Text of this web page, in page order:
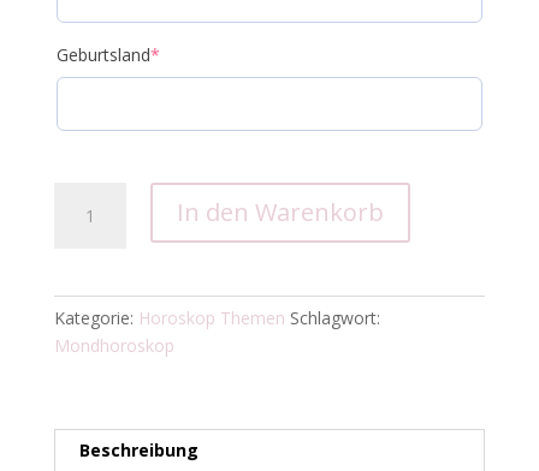
Geburtsland*
Menge
In den Warenkorb
Kategorie: Horoskop Themen Schlagwort:
Mondhoroskop
Beschreibung